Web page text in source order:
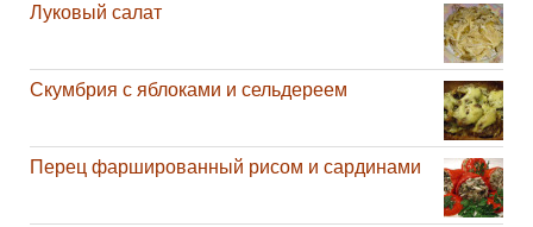
Луковый салат
Скумбрия с яблоками и сельдереем
Перец фаршированный рисом и сардинами